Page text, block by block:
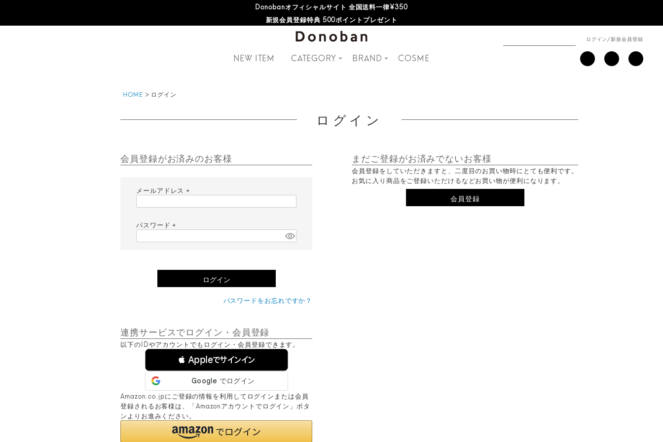
Donobanオフィシャルサイト 全国送料一律¥350
新規会員登録特典 500ポイントプレゼント
ログイン/新規会員登録
NEW ITEM CATEGORY BRAND COSME
HOME ログイン
ログイン
会員登録がお済みのお客様
メールアドレス
)
パスワード
ログイン
パスワードをお忘れですか？
連携サービスでログイン・会員登録
以下のIDやアカウントでもログイン・会員登録できます。
 Appleでサインイン
Amazon.co.jpにご登録の情報を利用してログインまたは会員
登録されるお客様は、「Amazonアカウントでログイン」ボタ
ンよりお進みください。
まだご登録がお済みでないお客様
会員登録をしていただきますと、二度目のお買い物時にとても便利です。
お気に入り商品をご登録いただけるなどお買い物が便利になります。
会員登録